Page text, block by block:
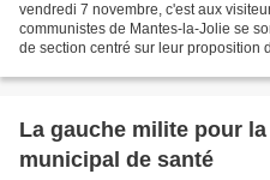
vendredi 7 novembre, c'est aux
communistes de Mantes-la-Jolie se
de section centré sur leur proposition
La gauche milite pour
municipal de santé